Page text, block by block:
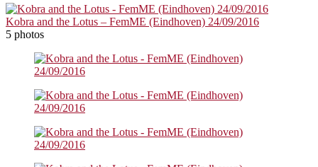
Kobra and the Lotus – FemME (Eindhoven) 24/09/2016
5 photos